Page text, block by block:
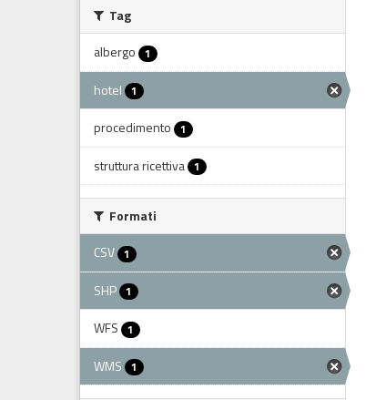
Tag
albergo 1
hotel 1
procedimento 1
struttura ricettiva 1
Formati
CSV 1
SHP 1
WFS 1
WMS 1